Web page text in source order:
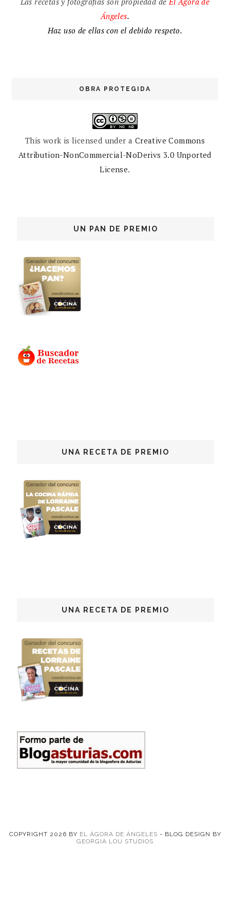
Ángeles.
Haz uso de ellas con el debido respeto.
OBRA PROTEGIDA
This work is licensed under a Creative Commons
Attribution-NonCommercial-NoDerivs 3.0 Unported
License.
UN PAN DE PREMIO
UNA RECETA DE PREMIO
UNA RECETA DE PREMIO
COPYRIGHT 2026 BY EL ÁGORA DE ÁNGELES - BLOG DESIGN BY
GEORGIA LOU STUDIOS